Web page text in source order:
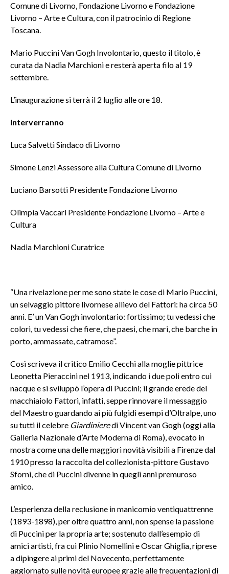
Comune di Livorno, Fondazione Livorno e Fondazione
Livorno – Arte e Cultura, con il patrocinio di Regione
Toscana.
Mario Puccini Van Gogh Involontario, questo il titolo, è
curata da Nadia Marchioni e resterà aperta filo al 19
settembre.
L’inaugurazione si terrà il 2 luglio alle ore 18.
Interverranno
Luca Salvetti Sindaco di Livorno
Simone Lenzi Assessore alla Cultura Comune di Livorno
Luciano Barsotti Presidente Fondazione Livorno
Olimpia Vaccari Presidente Fondazione Livorno – Arte e
Cultura
Nadia Marchioni Curatrice
“Una rivelazione per me sono state le cose di Mario Puccini,
un selvaggio pittore livornese allievo del Fattori: ha circa 50
anni. E’ un Van Gogh involontario: fortissimo; tu vedessi che
colori, tu vedessi che fiere, che paesi, che mari, che barche in
porto, ammassate, catramose”.
Così scriveva il critico Emilio Cecchi alla moglie pittrice
Leonetta Pieraccini nel 1913, indicando i due poli entro cui
nacque e si sviluppò l’opera di Puccini; il grande erede del
macchiaiolo Fattori, infatti, seppe rinnovare il messaggio
del Maestro guardando ai più fulgidi esempi d’Oltralpe, uno
su tutti il celebre Giardinieredi Vincent van Gogh (oggi alla
Galleria Nazionale d’Arte Moderna di Roma), evocato in
mostra come una delle maggiori novità visibili a Firenze dal
1910 presso la raccolta del collezionista-pittore Gustavo
Sforni, che di Puccini divenne in quegli anni premuroso
amico.
L’esperienza della reclusione in manicomio ventiquattrenne
(1893-1898), per oltre quattro anni, non spense la passione
di Puccini per la propria arte; sostenuto dall’esempio di
amici artisti, fra cui Plinio Nomellini e Oscar Ghiglia, riprese
a dipingere ai primi del Novecento, perfettamente
aggiornato sulle novità europee grazie alle frequentazioni di